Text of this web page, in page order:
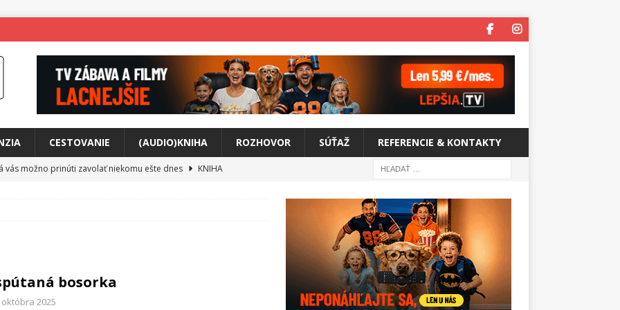
CESTOVANIE (AUDIO)KNIHA ROZHOVOR SÚŤAŽ REFERENCIE & KONTAKTY
vás možno prinúti zavolať niekomu ešte dnes
KNIHA
svet plný tajomstiev
FILM
bosorka
októbra 2025